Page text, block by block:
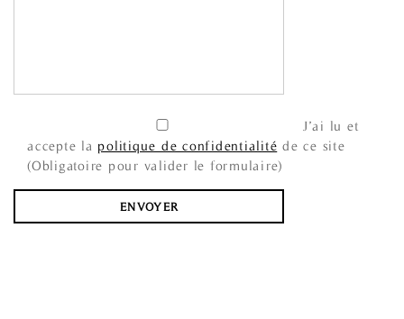
J’ai lu et
accepte la politique de confidentialité de ce site
(Obligatoire pour valider le formulaire)